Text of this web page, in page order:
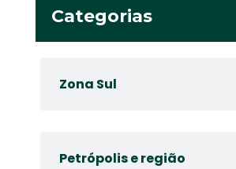
Categorias
Zona Sul
Petrópolis e região